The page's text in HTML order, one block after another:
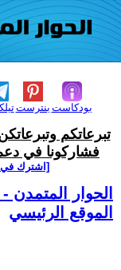
بنترست بودكاست
تبرعاتكم
فشاركونا في
[اشترك في
الحوار المتمدن
الموقع الرئيسي